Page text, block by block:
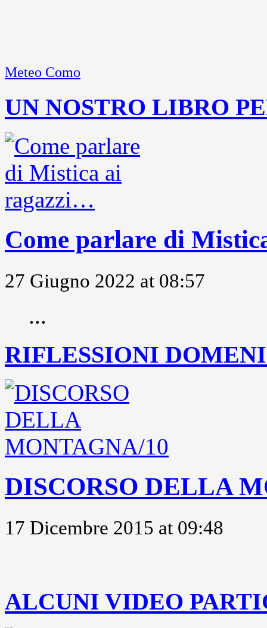
Meteo Como
UN NOSTRO LIBRO
Come parlare di
27 Giugno 2022 at 08:57
...
RIFLESSIONI
DISCORSO DELLA
17 Dicembre 2015 at 09:48
ALCUNI VIDEO